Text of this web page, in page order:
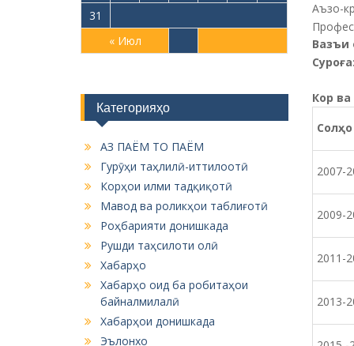
Аъзо-
Кор
Солҳо
2007-
2009-
2011-
2013-
« Июл
31
Категорияҳо
АЗ ПАЁМ ТО ПАЁМ
Гурӯҳи таҳлилӣ-иттилоотӣ
Корҳои илми тадқиқотӣ
Мавод ва роликҳои таблиғотӣ
Роҳбарияти донишкада
Рушди таҳсилоти олӣ
Хабарҳо
Хабарҳо оид ба робитаҳои
байналмилалӣ
Хабарҳои донишкада
Эълонхо